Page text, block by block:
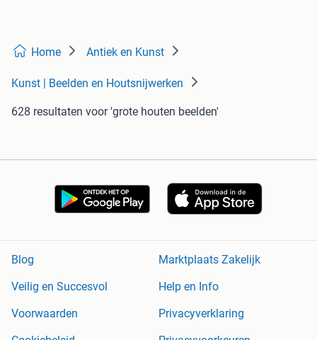
Home Antiek en Kunst
Kunst | Beelden en Houtsnijwerken
628 resultaten voor 'grote houten beelden'
Blog
Marktplaats Zakelijk
Veilig en Succesvol
Help en Info
Voorwaarden
Privacyverklaring